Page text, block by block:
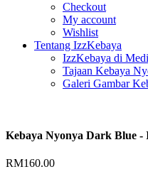
Checkout
My account
Wishlist
Tentang IzzKebaya
IzzKebaya di
Tajaan Kebaya
Galeri Gambar
Kebaya Nyonya Dark Blue -
RM160.00